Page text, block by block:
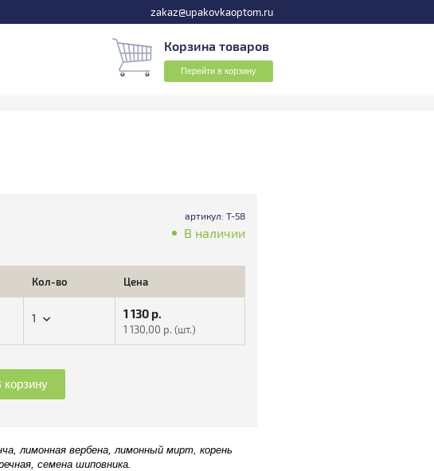
zakaz@upakovkaoptom.ru
Корзина товаров
Перейти в корзину
артикул: Т-58
В наличии
Кол-во Цена
1 1 130 р.
1 130,00 р. (шт.)
корзину
лимонная вербена, лимонный мирт, корень
семена шиповника.